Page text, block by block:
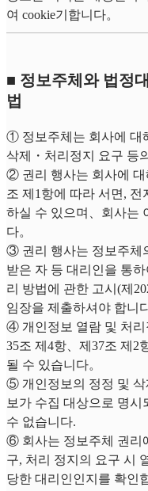
여 cookie기합니다。
■ 정보주체와 법정
법
① 정보주체는 회사에 대
삭제・처리정지 요구 등
② 권리 행사는 회사에 대
조 제1항에 따라 서면,
하실 수 있으며、회사는
다。
③ 권리 행사는 정보주체
받은 자 등 대리인을 통
리 방법에 관한 고시(제
임장을 제출하셔야 합니
④ 개인정보 열람 및 처리
35조 제4항、제37조 제2
될 수 있습니다。
⑤ 개인정보의 정정 및 삭
보가 수집 대상으로 명
수 없습니다.
⑥ 회사는 정보주체 권리
구, 처리 정지의 요구 시
당한 대리인인지를 확인